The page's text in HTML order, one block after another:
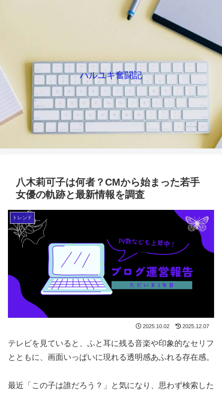
ハルユキ奮闘記
八木莉可子は何者？CMから始まった若手
女優の軌跡と最新情報を調査
トレンド
2025.10.02 2025.12.07
テレビを見ていると、ふと耳に残る音楽や印象的なセリフ
とともに、画面いっぱいに現れる透明感あふれる存在感。
最近「この子は誰だろう？」と気になり、思わず検索した